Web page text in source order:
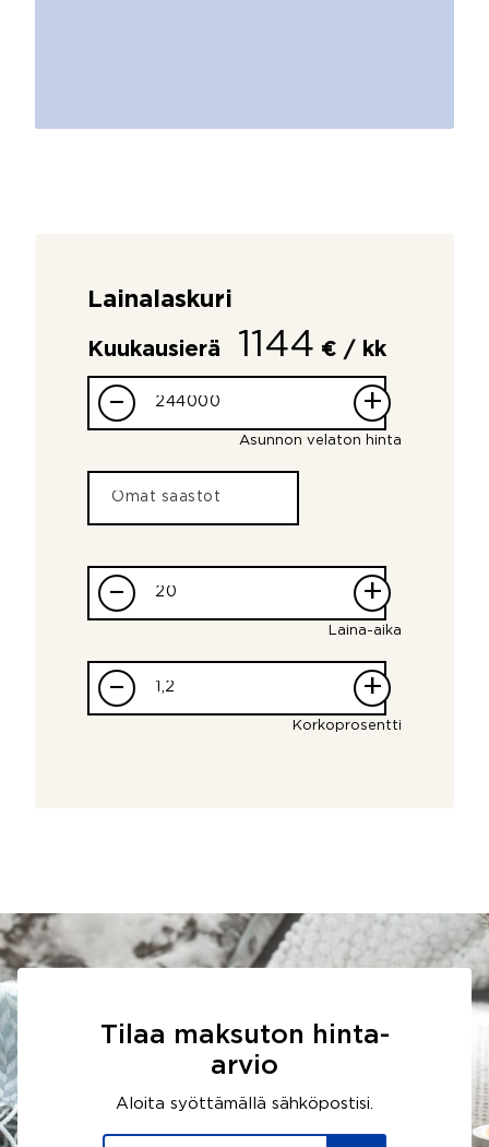
Lainalaskuri
Kuukausierä 1144 € / kk
– +
Asunnon velaton hinta
– +
Laina-aika
– +
Korkoprosentti
Tilaa maksuton hinta-
arvio
Aloita syöttämällä sähköpostisi.